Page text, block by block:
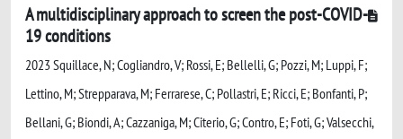
A multidisciplinary approach to screen the post-COVID-
19 conditions
2023 Squillace, N; Cogliandro, V; Rossi, E; Bellelli, G; Pozzi, M; Luppi, F;
Lettino, M; Strepparava, M; Ferrarese, C; Pollastri, E; Ricci, E; Bonfanti, P;
Bellani, G; Biondi, A; Cazzaniga, M; Citerio, G; Contro, E; Foti, G; Valsecchi,